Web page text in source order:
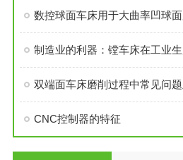
数控球面车床用于大曲率凹球
制造业的利器：镗车床在工业
双端面车床磨削过程中常见问
CNC控制器的特征